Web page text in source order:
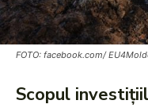
FOTO: facebook.com/
Scopul